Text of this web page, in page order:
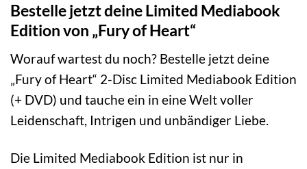
Bestelle jetzt deine Limited Mediabook
Edition von „Fury of Heart“
Worauf wartest du noch? Bestelle jetzt deine
„Fury of Heart“ 2-Disc Limited Mediabook Edition
(+ DVD) und tauche ein in eine Welt voller
Leidenschaft, Intrigen und unbändiger Liebe.
Die Limited Mediabook Edition ist nur in